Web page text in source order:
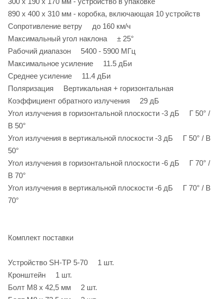
890 х 400 х 310 мм - коробка, включающая 10 устройств
Сопротивление ветру до 160 км/ч
Максимальный угол наклона ± 25°
Рабочий диапазон 5400 - 5900 МГц
Максимальное усиление 11.5 дБи
Среднее усиление 11.4 дБи
Поляризация Вертикальная + горизонтальная
Коэффициент обратного излучения 29 дБ
Угол излучения в горизонтальной плоскости -3 дБ Г 50° /
В 50°
Угол излучения в вертикальной плоскости -3 дБ Г 50° / В
50°
Угол излучения в горизонтальной плоскости -6 дБ Г 70° /
В 70°
Угол излучения в вертикальной плоскости -6 дБ Г 70° / В
70°
Комплект поставки
Устройство SH-TP 5-70 1 шт.
Кронштейн 1 шт.
Болт M8 x 42,5 мм 2 шт.